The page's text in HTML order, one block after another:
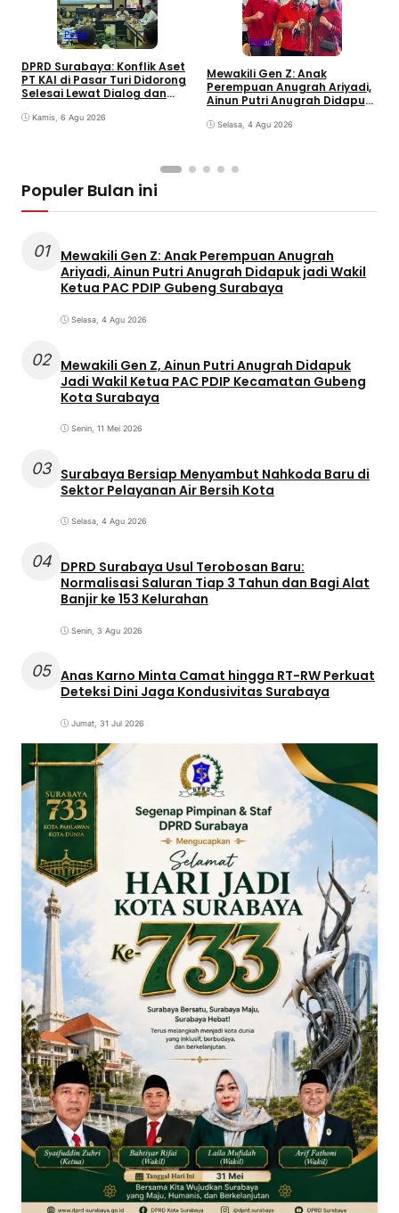
Politik
DPRD Surabaya: Konflik Aset
PT KAI di Pasar Turi Didorong
Selesai Lewat Dialog dan
Kamis, 6 Agu 2026
Politik
Mewakili Gen Z: Anak
Perempuan Anugrah Ariyadi,
Ainun Putri Anugrah Didapuk
Gubeng Surabaya
Selasa, 4 Agu 2026
Populer Bulan ini
01
Mewakili Gen Z: Anak Perempuan Anugrah
Ariyadi, Ainun Putri Anugrah Didapuk jadi Wakil
Ketua PAC PDIP Gubeng Surabaya
Selasa, 4 Agu 2026
02 Mewakili Gen Z, Ainun Putri Anugrah Didapuk
Jadi Wakil Ketua PAC PDIP Kecamatan Gubeng
Kota Surabaya
Senin, 11 Mei 2026
03 Surabaya Bersiap Menyambut Nahkoda Baru di
Sektor Pelayanan Air Bersih Kota
Selasa, 4 Agu 2026
04 DPRD Surabaya Usul Terobosan Baru:
Normalisasi Saluran Tiap 3 Tahun dan Bagi Alat
Banjir ke 153 Kelurahan
Senin, 3 Agu 2026
05 Anas Karno Minta Camat hingga RT-RW Perkuat
Deteksi Dini Jaga Kondusivitas Surabaya
Jumat, 31 Jul 2026